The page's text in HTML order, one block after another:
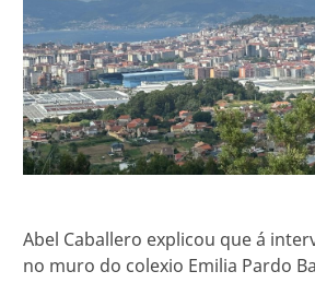
Abel Caballero explicou que á
no muro do colexio Emilia Pardo